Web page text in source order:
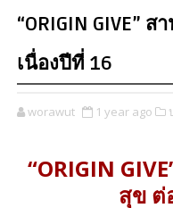
“ORIGIN GIVE”
เนื่องปีที่ 16
worawut 1 year ago
“ORIGIN
สุข ต่